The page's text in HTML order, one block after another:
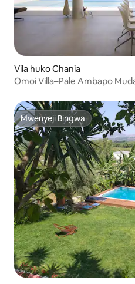
Vila huko Chania
Omoi Villa–Pale Ambapo
Mwenyeji Bingwa
Mwenyeji Bingwa